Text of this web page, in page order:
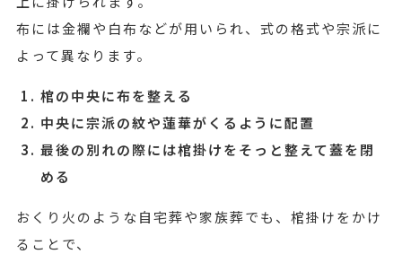
布には金襴や白布などが用いられ、式の格式や宗派に
よって異なります。
棺の中央に布を整える
中央に宗派の紋や蓮華がくるように配置
最後の別れの際には棺掛けをそっと整えて蓋を閉
める
おくり火のような自宅葬や家族葬でも、棺掛けをかけ
ることで、